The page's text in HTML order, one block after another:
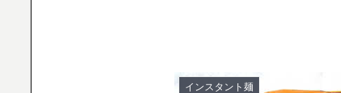
インスタント麺